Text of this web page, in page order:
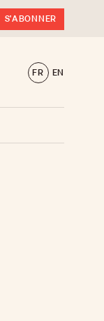
S'ABONNER
FR EN